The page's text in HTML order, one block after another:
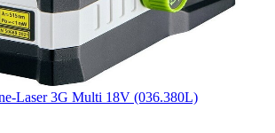
Laser 3G Multi 18V (036.380L)